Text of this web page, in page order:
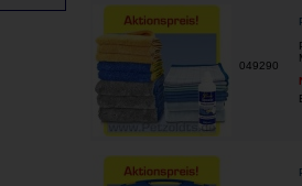
049290